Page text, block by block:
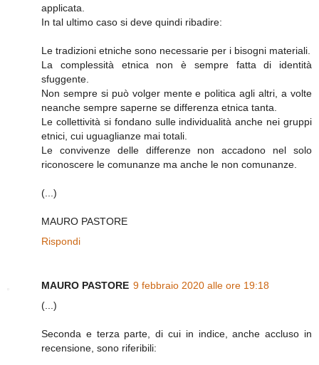
applicata.
In tal ultimo caso si deve quindi ribadire:
Le tradizioni etniche sono necessarie per i bisogni materiali.
La complessità etnica non è sempre fatta di identità
sfuggente.
Non sempre si può volger mente e politica agli altri, a volte
neanche sempre saperne se differenza etnica tanta.
Le collettività si fondano sulle individualità anche nei gruppi
etnici, cui uguaglianze mai totali.
Le convivenze delle differenze non accadono nel solo
riconoscere le comunanze ma anche le non comunanze.
(...)
MAURO PASTORE
Rispondi
MAURO PASTORE 9 febbraio 2020 alle ore 19:18
(...)
Seconda e terza parte, di cui in indice, anche accluso in
recensione, sono riferibili: